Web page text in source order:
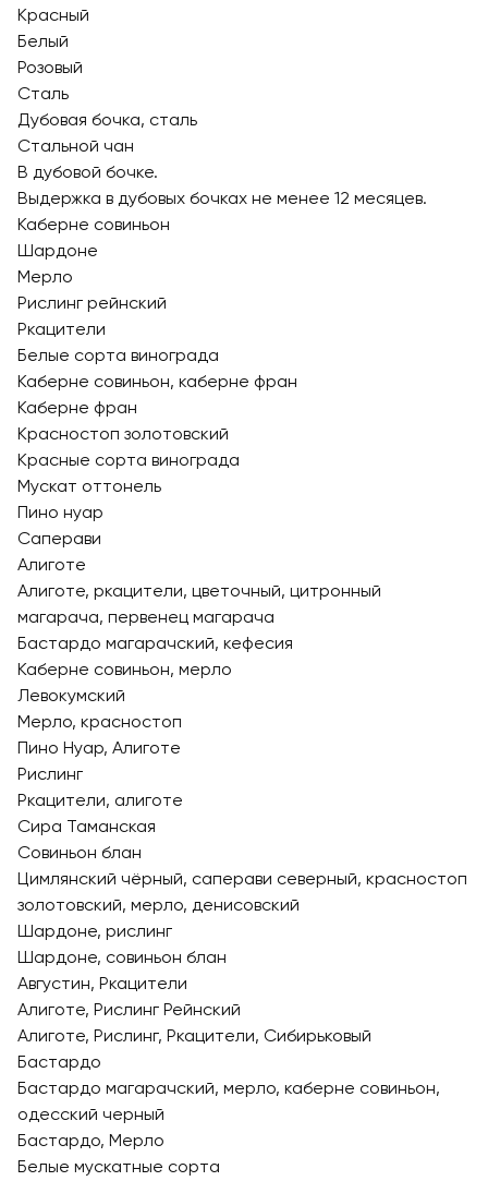
Красный
Белый
Розовый
Сталь
Дубовая бочка, сталь
Стальной чан
В дубовой бочке.
Выдержка в дубовых бочках не менее 12 месяцев.
Каберне совиньон
Шардоне
Мерло
Рислинг рейнский
Ркацители
Белые сорта винограда
Каберне совиньон, каберне фран
Каберне фран
Красностоп золотовский
Красные сорта винограда
Мускат оттонель
Пино нуар
Саперави
Алиготе
Алиготе, ркацители, цветочный, цитронный
магарача, первенец магарача
Бастардо магарачский, кефесия
Каберне совиньон, мерло
Левокумский
Мерло, красностоп
Пино Нуар, Алиготе
Рислинг
Ркацители, алиготе
Сира Таманская
Совиньон блан
Цимлянский чёрный, саперави северный, красностоп
золотовский, мерло, денисовский
Шардоне, рислинг
Шардоне, совиньон блан
Августин, Ркацители
Алиготе, Рислинг Рейнский
Алиготе, Рислинг, Ркацители, Сибирьковый
Бастардо
Бастардо магарачский, мерло, каберне совиньон,
одесский черный
Бастардо, Мерло
Белые мускатные сорта